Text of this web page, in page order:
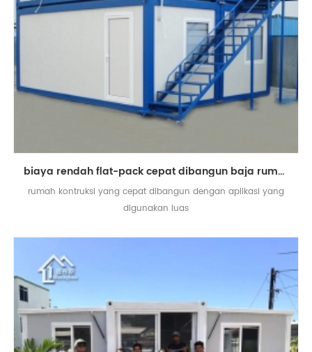
biaya rendah flat-pack cepat dibangun baja rumah prefab rumah sekolah asrama pekerja
rumah kontruksi yang cepat dibangun dengan aplikasi yang
digunakan luas